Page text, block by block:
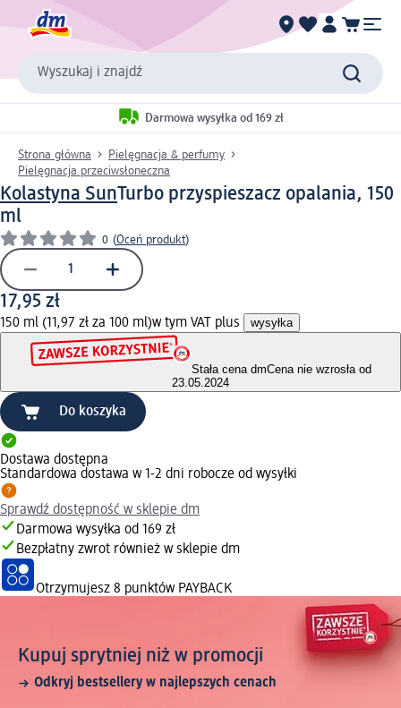
Wyszukaj i znajdź
Darmowa wysyłka od 169 zł
Strona główna
Pielęgnacja & perfumy
Pielęgnacja przeciwsłoneczna
Kolastyna SunTurbo przyspieszacz opalania, 150
ml
0 (Oceń produkt)
17,95 zł
150 ml (11,97 zł za 100 ml)w tym VAT plus wysyłka
Stała cena dmCena nie wzrosła od
23.05.2024
Do koszyka
Dostawa dostępna
Standardowa dostawa w 1-2 dni robocze od wysyłki
Sprawdź dostępność w sklepie dm
Darmowa wysyłka od 169 zł
Bezpłatny zwrot również w sklepie dm
Otrzymujesz 8 punktów PAYBACK
Kupuj sprytniej niż w promocji
Odkryj bestsellery w najlepszych cenach